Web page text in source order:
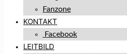
Fanzone
KONTAKT
Facebook
LEITBILD